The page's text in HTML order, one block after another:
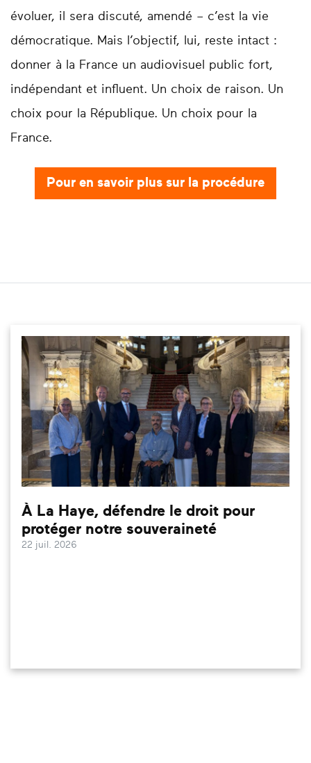
évoluer, il sera discuté, amendé – c’est la vie
démocratique. Mais l’objectif, lui, reste intact :
donner à la France un audiovisuel public fort,
indépendant et influent. Un choix de raison. Un
choix pour la République. Un choix pour la
France.
Pour en savoir plus sur la procédure
À La Haye, défendre le droit pour
protéger notre souveraineté
22 juil. 2026